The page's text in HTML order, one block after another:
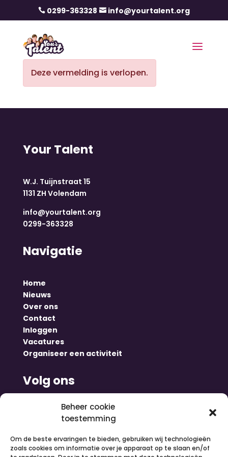
Beheer cookie
toestemming
Om de beste ervaringen te bieden, gebruiken wij technologieën
zoals cookies om informatie over je apparaat op te slaan en/of
 0299-363328  info@yourtalent.org
Deze vermelding is verlopen.
Your Talent
W.J. Tuijnstraat 15
1131 ZH Volendam
info@yourtalent.org
0299-363328
Navigatie
Home
Nieuws
Over ons
Contact
Inloggen
Vacatures
Organiseer een activiteit
Volg ons